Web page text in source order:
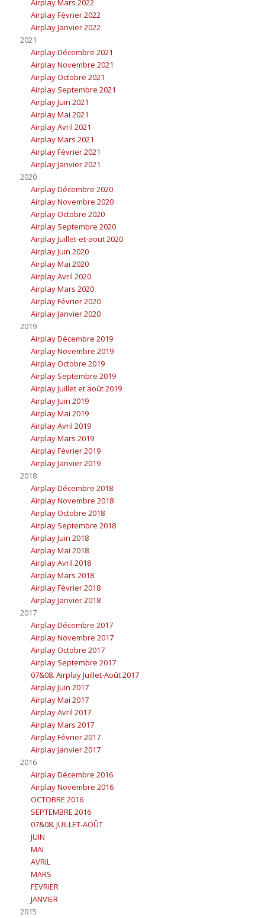
Airplay Mars 2022
Airplay Février 2022
Airplay Janvier 2022
2021
Airplay Décembre 2021
Airplay Novembre 2021
Airplay Octobre 2021
Airplay Septembre 2021
Airplay Juin 2021
Airplay Mai 2021
Airplay Avril 2021
Airplay Mars 2021
Airplay Février 2021
Airplay Janvier 2021
2020
Airplay Décembre 2020
Airplay Novembre 2020
Airplay Octobre 2020
Airplay Septembre 2020
Airplay Juillet-et-aout 2020
Airplay Juin 2020
Airplay Mai 2020
Airplay Avril 2020
Airplay Mars 2020
Airplay Février 2020
Airplay Janvier 2020
2019
Airplay Décembre 2019
Airplay Novembre 2019
Airplay Octobre 2019
Airplay Septembre 2019
Airplay Juillet et août 2019
Airplay Juin 2019
Airplay Mai 2019
Airplay Avril 2019
Airplay Mars 2019
Airplay Février 2019
Airplay Janvier 2019
2018
Airplay Décembre 2018
Airplay Novembre 2018
Airplay Octobre 2018
Airplay Septembre 2018
Airplay Juin 2018
Airplay Mai 2018
Airplay Avril 2018
Airplay Mars 2018
Airplay Février 2018
Airplay Janvier 2018
2017
Airplay Décembre 2017
Airplay Novembre 2017
Airplay Octobre 2017
Airplay Septembre 2017
07&08. Airplay Juillet-Août 2017
Airplay Juin 2017
Airplay Mai 2017
Airplay Avril 2017
Airplay Mars 2017
Airplay Février 2017
Airplay Janvier 2017
2016
Airplay Décembre 2016
Airplay Novembre 2016
OCTOBRE 2016
SEPTEMBRE 2016
07&08. JUILLET-AOÛT
JUIN
MAI
AVRIL
MARS
FEVRIER
JANVIER
2015